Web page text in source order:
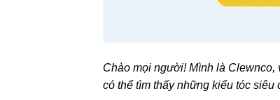
Chào mọi người! Mình là Clewnco,
có thể tìm thấy những kiểu tóc siêu